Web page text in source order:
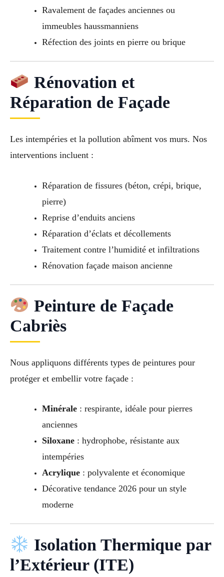
Ravalement de façades anciennes ou
immeubles haussmanniens
Réfection des joints en pierre ou brique
Rénovation et
Réparation de Façade
Les intempéries et la pollution abîment vos murs. Nos
interventions incluent :
Réparation de fissures (béton, crépi, brique,
pierre)
Reprise d’enduits anciens
Réparation d’éclats et décollements
Traitement contre l’humidité et infiltrations
Rénovation façade maison ancienne
Peinture de Façade
Cabriès
Nous appliquons différents types de peintures pour
protéger et embellir votre façade :
Minérale: respirante, idéale pour pierres
anciennes
Siloxane: hydrophobe, résistante aux
intempéries
Acrylique: polyvalente et économique
Décorative tendance 2026 pour un style
moderne
Isolation Thermique par
l’Extérieur (ITE)